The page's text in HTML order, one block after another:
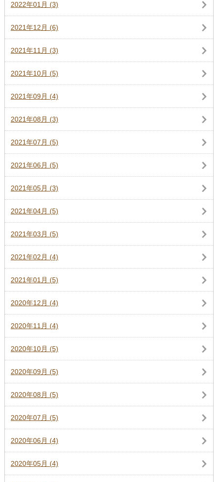
2022年01月 (3)
2021年12月 (6)
2021年11月 (3)
2021年10月 (5)
2021年09月 (4)
2021年08月 (3)
2021年07月 (5)
2021年06月 (5)
2021年05月 (3)
2021年04月 (5)
2021年03月 (5)
2021年02月 (4)
2021年01月 (5)
2020年12月 (4)
2020年11月 (4)
2020年10月 (5)
2020年09月 (5)
2020年08月 (5)
2020年07月 (5)
2020年06月 (4)
2020年05月 (4)